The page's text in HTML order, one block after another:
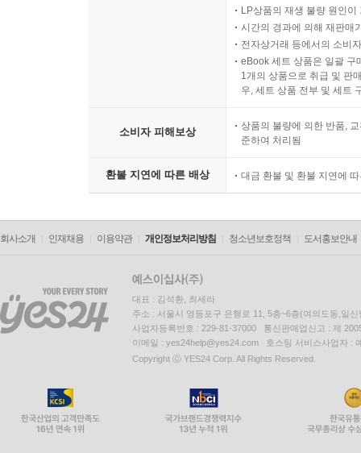
LP상품의 재생 불량 원인
시간의 경과에 의해 재판매
전자상거래 등에서의 소비
eBook 세트 상품은 일괄 구
1개의 상품으로 취급 및 판
우, 세트 상품 전부 및 세트
소비자 피해보상
상품의 불량에 의한 반품,
준하여 처리됨
환불 지연에 따른 배상 대금 환불 및 환불 지연에
회사소개 인재채용 이용약관 개인정보처리방침 청소년보호정책 도서홍보안내
대표 : 김석환, 최세라
주소 : 서울시 영등포구 은행로 11, 5층~6층(여의도동,일신
사업자등록번호 : 229-81-37000 통신판매업신고 : 제
이메일 : yes24help@yes24.com 호스팅 서비스사업자 :
Copyright ⓒ YES24 Corp. All Rights Reserved.